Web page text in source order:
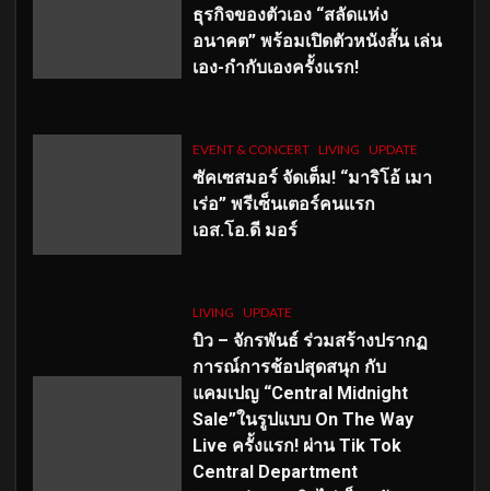
ธุรกิจของตัวเอง “สลัดแห่ง
อนาคต” พร้อมเปิดตัวหนังสั้น เล่น
เอง-กำกับเองครั้งแรก!
EVENT & CONCERT LIVING UPDATE
ซัคเซสมอร์ จัดเต็ม! “มาริโอ้ เมา
เร่อ” พรีเซ็นเตอร์คนแรก
เอส.โอ.ดี มอร์
LIVING UPDATE
บิว – จักรพันธ์ ร่วมสร้างปรากฏ
การณ์การช้อปสุดสนุก กับ
แคมเปญ “Central Midnight
Sale”ในรูปแบบ On The Way
Live ครั้งแรก! ผ่าน Tik Tok
Central Department